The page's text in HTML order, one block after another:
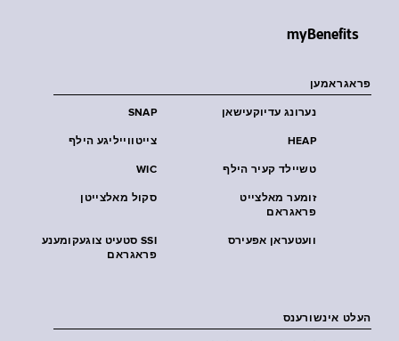
myBenefits
פראגראמען
SNAP נערונג עדיוקעישאן
צייטווייליגע הילף HEAP
WIC טשיילד קעיר הילף
סקול מאלצייטן
זומער מאלצייט
פראגראם
SSI סטעיט צוגעקומענע
פראגראם
וועטעראן אפעירס
העלט אינשורענס